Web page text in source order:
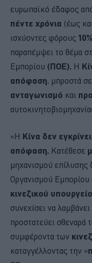
ευρωπαϊκό έδαφος
πέντε χρόνια (έως
ισχύοντες φόρους
παραπέμψει το θέμα
Εμπορίου (ΠΟΕ). Η
απόφαση, μπροστά
ανταγωνισμό και
«Η Κίνα δεν εγκρίνει
απόφαση. Κατέθεσε
μηχανισμού
Οργανισμού Εμπορίου
κινεζικού
συνεχίσει να
προστατεύει σθεναρά
συμφέροντα των
καταγγέλλοντας την «